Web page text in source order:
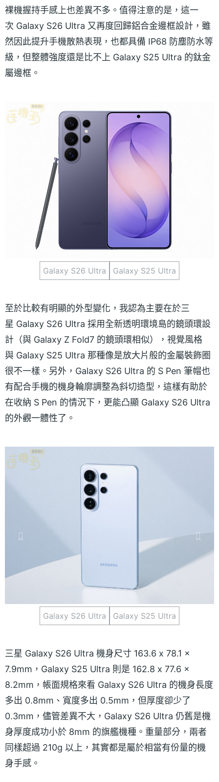
裸機握持手感上也差異不多。值得注意的是，這一
次 Galaxy S26 Ultra 又再度回歸鋁合金邊框設計，雖
然因此提升手機散熱表現，也都具備 IP68 防塵防水等
級，但整體強度還是比不上 Galaxy S25 Ultra 的鈦金
屬邊框。
Galaxy S26 Ultra Galaxy S25 Ultra
至於比較有明顯的外型變化，我認為主要在於三
星 Galaxy S26 Ultra 採用全新透明環境島的鏡頭環設
計（與 Galaxy Z Fold7 的鏡頭環相似），視覺風格
與 Galaxy S25 Ultra 那種像是放大片般的金屬裝飾圈
很不一樣。另外，Galaxy S26 Ultra 的 S Pen 筆帽也
有配合手機的機身輪廓調整為斜切造型，這樣有助於
在收納 S Pen 的情況下，更能凸顯 Galaxy S26 Ultra
的外觀一體性了。
Galaxy S26 Ultra Galaxy S25 Ultra
三星 Galaxy S26 Ultra 機身尺寸 163.6 x 78.1 x
7.9mm，Galaxy S25 Ultra 則是 162.8 x 77.6 x
8.2mm，帳面規格來看 Galaxy S26 Ultra 的機身長度
多出 0.8mm、寬度多出 0.5mm，但厚度卻少了
0.3mm，儘管差異不大，Galaxy S26 Ultra 仍舊是機
身厚度成功小於 8mm 的旗艦機種。重量部分，兩者
同樣超過 210g 以上，其實都是屬於相當有份量的機
身手感。